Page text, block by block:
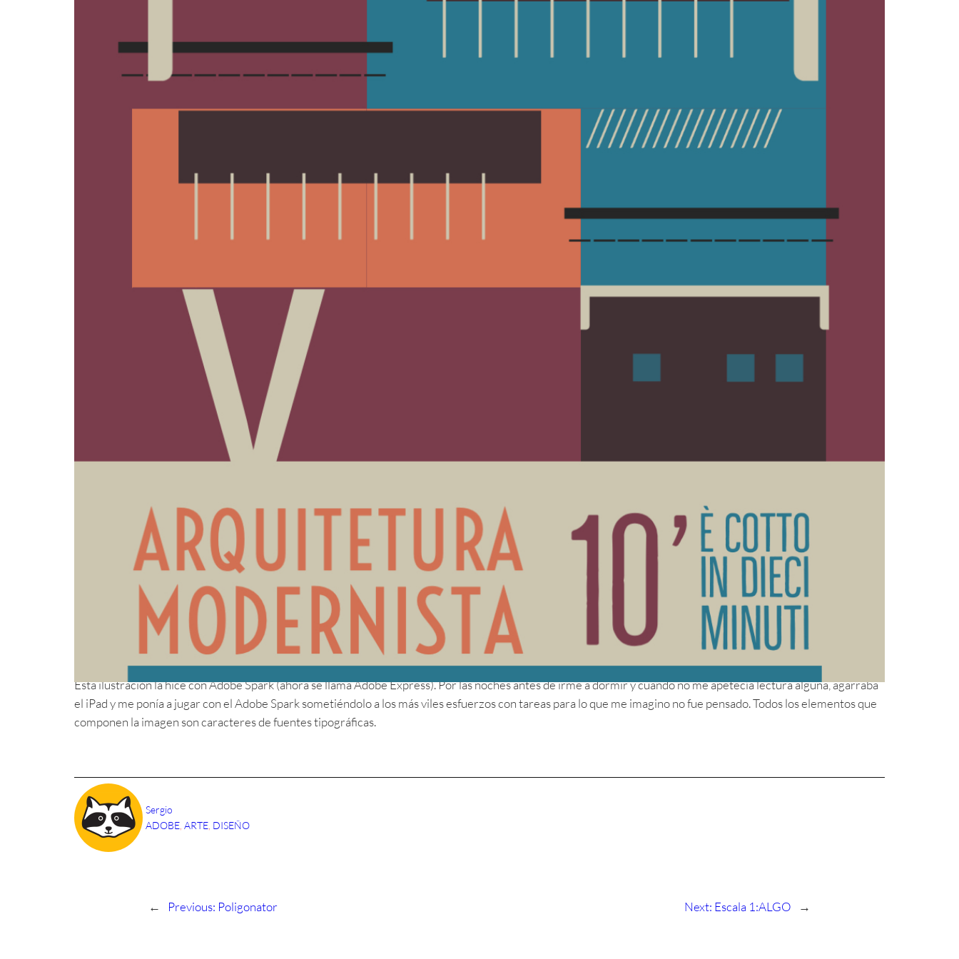
Un humilde tributo a la arquitectura que marcó mis años mozos. ¡No me vengan a mi con esas cosas de la paramétrica!
Esta ilustración la hice con Adobe Spark (ahora se llama Adobe Express). Por las noches antes de irme a dormir y cuando no me apetecía lectura alguna, agarraba
el iPad y me ponía a jugar con el Adobe Spark sometiéndolo a los más viles esfuerzos con tareas para lo que me imagino no fue pensado. Todos los elementos que
componen la imagen son caracteres de fuentes tipográficas.
Sergio
ADOBE ARTE DISEÑO
← Previous: Poligonator Next: Escala 1:ALGO →